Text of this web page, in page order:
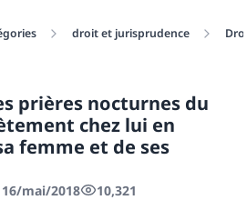
droit et jurisprudence
prières nocturnes du
chez lui en
femme et de ses
mai/2018 10,321